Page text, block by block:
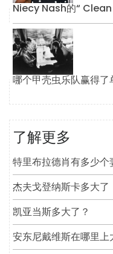
Niecy Nash的“ Clean
哪个甲壳虫乐队赢得了
了解更多
特里布拉德肖有多少个
杰夫戈登纳斯卡多大了
凯亚当斯多大了？
安东尼戴维斯在哪里上